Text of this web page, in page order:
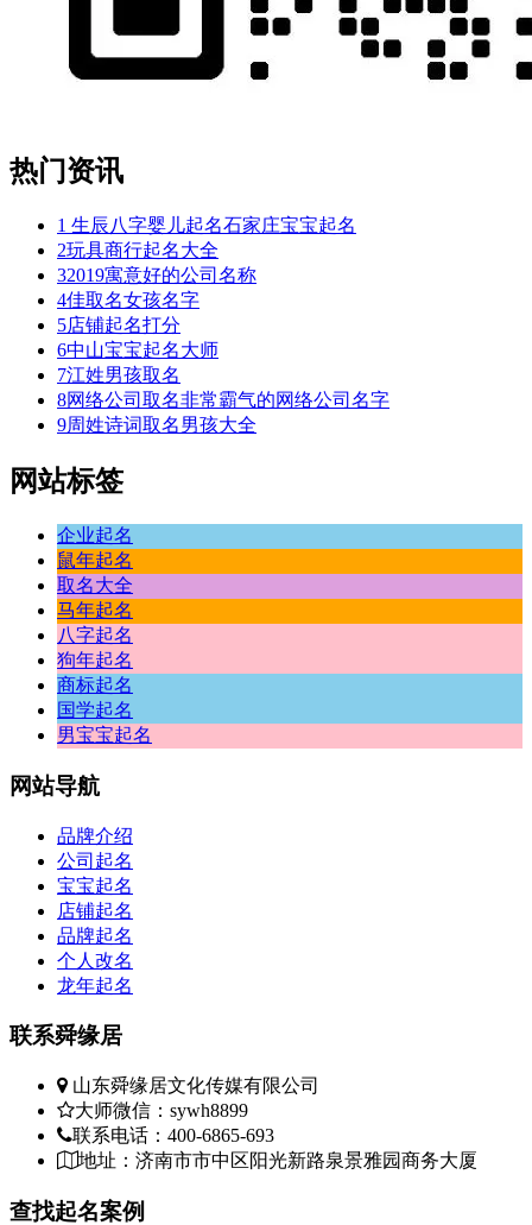
热门资讯
1 生辰八字婴儿起名石家庄宝宝起名
2玩具商行起名大全
32019寓意好的公司名称
4佳取名女孩名字
5店铺起名打分
6中山宝宝起名大师
7江姓男孩取名
8网络公司取名非常霸气的网络公司名字
9周姓诗词取名男孩大全
网站标签
企业起名
鼠年起名
取名大全
马年起名
八字起名
狗年起名
商标起名
国学起名
男宝宝起名
网站导航
品牌介绍
公司起名
宝宝起名
店铺起名
品牌起名
个人改名
龙年起名
联系舜缘居
山东舜缘居文化传媒有限公司
大师微信：sywh8899
联系电话：400-6865-693
地址：济南市市中区阳光新路泉景雅园商务大厦
查找起名案例